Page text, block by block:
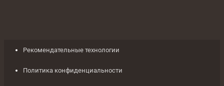
Рекомендательные технологии
Политика конфиденциальности